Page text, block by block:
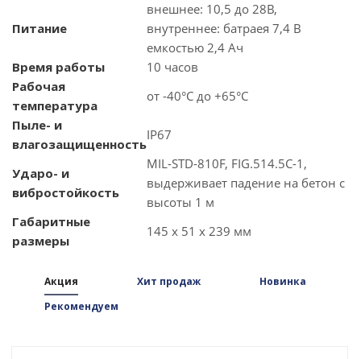
Питание
внешнее: 10,5 до 28В,
внутреннее: батраея 7,4 В
емкостью 2,4 Ач
Время работы
10 часов
Рабочая
температура
от -40°C до +65°C
Пыле- и
влагозащищенность
IP67
Ударо- и
вибростойкость
MIL-STD-810F, FIG.514.5C-1,
выдерживает падение на бетон с
высоты 1 м
Габаритные
размеры
145 х 51 х 239 мм
Акция Хит продаж
Новинка
Рекомендуем